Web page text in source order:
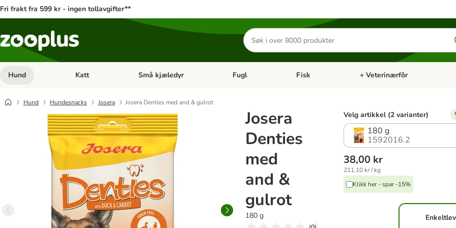
Fri frakt fra 599 kr - ingen tollavgifter**
Søk
etter
produkter
Hund Åpne kategorimeny: Hund
Katt Åpne kategorimeny: Katt
Små kjæledyr Åpne kategorimeny: Små kjæledyr
Fugl Åpne kategorimeny: Fugl
Fisk Åpne kategorimeny: Fisk
+ Veterinærfôr
Hund Hundesnacks Josera Josera Denties med and & gulrot
Josera
Denties
med
and &
gulrot
180 g
Velg artikkel (2 varianter)
180 g
1592016.2
38,00 kr
211,10 kr / kg
Klikk her - spar -15%